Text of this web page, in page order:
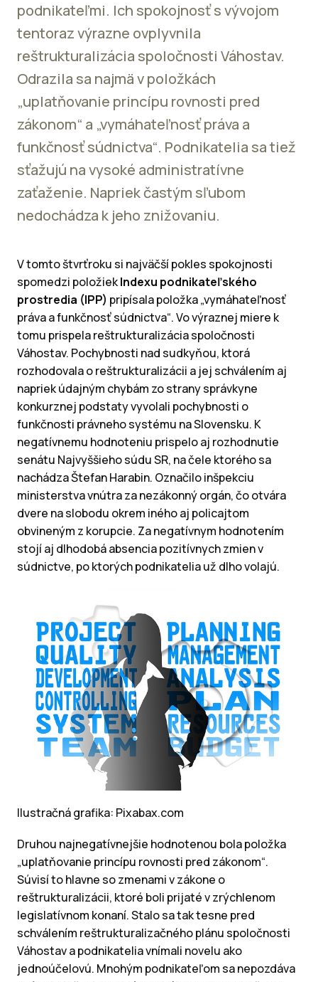
podnikateľmi. Ich spokojnosť s vývojom
tentoraz výrazne ovplyvnila
reštrukturalizácia spoločnosti Váhostav.
Odrazila sa najmä v položkách
„uplatňovanie princípu rovnosti pred
zákonom“ a „vymáhateľnosť práva a
funkčnosť súdnictva“. Podnikatelia sa tiež
sťažujú na vysoké administratívne
zaťaženie. Napriek častým sľubom
nedochádza k jeho znižovaniu.
V tomto štvrťroku si najväčší pokles spokojnosti
spomedzi položiekIndexu podnikateľského
prostredia (IPP) pripísala položka „vymáhateľnosť
práva a funkčnosť súdnictva“. Vo výraznej miere k
tomu prispela reštrukturalizácia spoločnosti
Váhostav. Pochybnosti nad sudkyňou, ktorá
rozhodovala o reštrukturalizácii a jej schválením aj
napriek údajným chybám zo strany správkyne
konkurznej podstaty vyvolali pochybnosti o
funkčnosti právneho systému na Slovensku. K
negatívnemu hodnoteniu prispelo aj rozhodnutie
senátu Najvyššieho súdu SR, na čele ktorého sa
nachádza Štefan Harabin. Označilo inšpekciu
ministerstva vnútra za nezákonný orgán, čo otvára
dvere na slobodu okrem iného aj policajtom
obvineným z korupcie. Za negatívnym hodnotením
stojí aj dlhodobá absencia pozitívnych zmien v
súdnictve, po ktorých podnikatelia už dlho volajú.
Ilustračná grafika: Pixabax.com
Druhou najnegatívnejšie hodnotenou bola položka
„uplatňovanie princípu rovnosti pred zákonom“.
Súvisí to hlavne so zmenami v zákone o
reštrukturalizácii, ktoré boli prijaté v zrýchlenom
legislatívnom konaní. Stalo sa tak tesne pred
schválením reštrukturalizačného plánu spoločnosti
Váhostav a podnikatelia vnímali novelu ako
jednoúčelovú. Mnohým podnikateľom sa nepozdáva